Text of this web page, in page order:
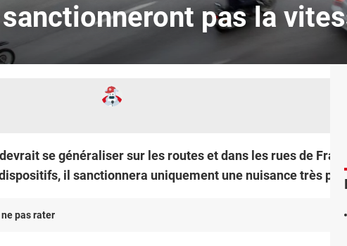
sanctionneront pas la
se généraliser sur les routes et dans les rues de
il sanctionnera uniquement une nuisance très
pas rater